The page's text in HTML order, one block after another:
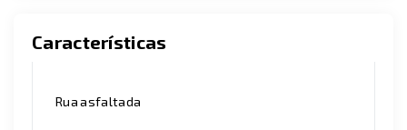
Características
Rua asfaltada